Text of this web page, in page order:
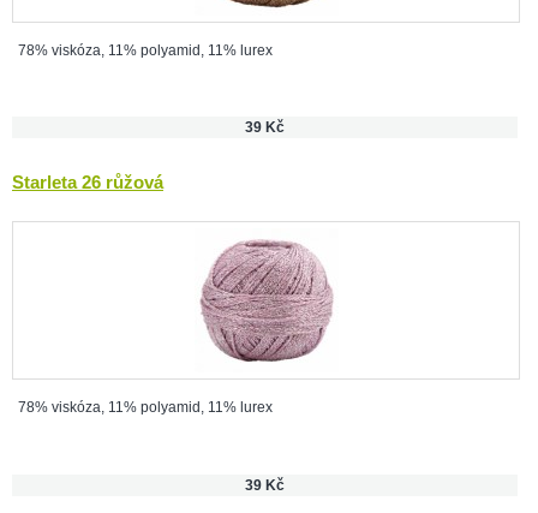
78% viskóza, 11% polyamid, 11% lurex
39 Kč
Starleta 26 růžová
78% viskóza, 11% polyamid, 11% lurex
39 Kč